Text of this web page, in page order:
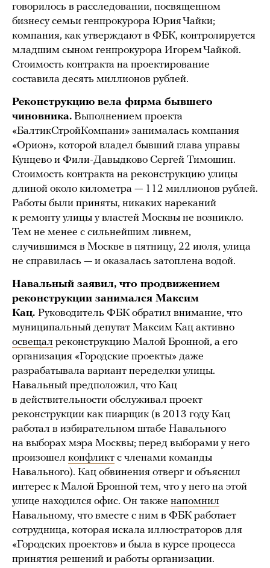
говорилось в расследовании, посвященном
бизнесу семьи генпрокурора Юрия Чайки;
компания, как утверждают в ФБК, контролируется
младшим сыном генпрокурора Игорем Чайкой.
Стоимость контракта на проектирование
составила десять миллионов рублей.
Реконструкцию вела фирма бывшего
чиновника. Выполнением проекта
«БалтикСтройКомпани» занималась компания
«Орион», которой владел бывший глава управы
Кунцево и Фили-Давыдково Сергей Тимошин.
Стоимость контракта на реконструкцию улицы
длиной около километра — 112 миллионов рублей.
Работы были приняты, никаких нареканий
к ремонту улицы у властей Москвы не возникло.
Тем не менее с сильнейшим ливнем,
случившимся в Москве в пятницу, 22 июля, улица
не справилась — и оказалась затоплена водой.
Навальный заявил, что продвижением
реконструкции занимался Максим
Кац. Руководитель ФБК обратил внимание, что
муниципальный депутат Максим Кац активно
освещал реконструкцию Малой Бронной, а его
организация «Городские проекты» даже
разрабатывала вариант переделки улицы.
Навальный предположил, что Кац
в действительности обслуживал проект
реконструкции как пиарщик (в 2013 году Кац
работал в избирательном штабе Навального
на выборах мэра Москвы; перед выборами у него
произошел конфликт с членами команды
Навального). Кац обвинения отверг и объяснил
интерес к Малой Бронной тем, что у него на этой
улице находился офис. Он также напомнил
Навальному, что вместе с ним в ФБК работает
сотрудница, которая искала иллюстраторов для
«Городских проектов» и была в курсе процесса
принятия решений и работы организации.